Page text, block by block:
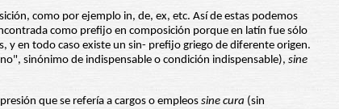
como por ejemplo in, de, ex, etc. Así de estas podemos
como prefijo en composición porque en latín fue sólo
en todo caso existe un sin- prefijo griego de diferente origen.
sinónimo de indispensable o condición indispensable), sine
que se refería a cargos o empleos sine cura (sin